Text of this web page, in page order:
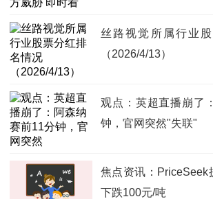
丝路视觉所属行业
（2026/4/13）
观点：英超直播崩了
钟，官网突然"失联"
焦点资讯：PriceSeek
下跌100元/吨